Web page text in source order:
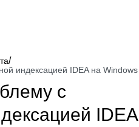
/
индексацией IDEA на Windows
с
IDEA